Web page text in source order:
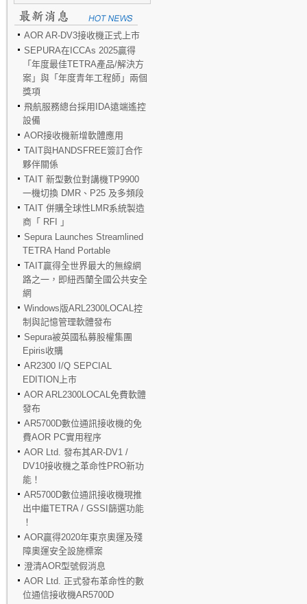
AOR AR-DV3接收機正式上市
SEPURA在ICCAs 2025贏得
「年度最佳TETRA產品/解決方
案」與「年度青年工程師」兩個
獎項
飛航服務總台採用IDA遠端遙控
設備
AOR接收機新增軟體應用
TAIT與HANDSFREE簽訂合作
夥伴關係
TAIT 新型數位對講機TP9900
一機切換 DMR、P25 及多頻段
TAIT 併購全球性LMR系統製造
商「 RFI 」
Sepura Launches Streamlined
TETRA Hand Portable
TAIT贏得全世界最大的無線網
路之一，即紐西蘭全國公共安全
網
Windows版ARL2300LOCAL控
制與記憶管理軟體發布
Sepura被英國私募股權集團
Epiris收購
AR2300 I/Q SEPCIAL
EDITION上市
AOR ARL2300LOCAL免費軟體
發布
AR5700D數位通訊接收機的免
費AOR PC實用程序
AOR Ltd. 發布其AR-DV1 /
DV10接收機之革命性PRO新功
能！
AR5700D數位通訊接收機現推
出中繼TETRA / GSSI篩選功能
！
AOR贏得2020年東京奧運及殘
障奧運安全設施標案
澄清AOR型號假消息
AOR Ltd. 正式發布革命性的數
位通信接收機AR5700D